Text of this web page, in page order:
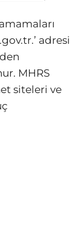
adresi
MHRS
siteleri ve